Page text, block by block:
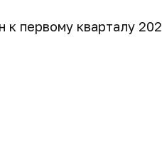
первому кварталу